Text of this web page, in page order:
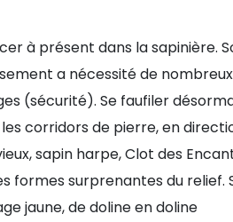
à présent dans la sapinière.
a nécessité de nombreux
(sécurité). Se faufiler
corridors de pierre, en
sapin harpe, Clot des
formes surprenantes du relief.
jaune, de doline en doline